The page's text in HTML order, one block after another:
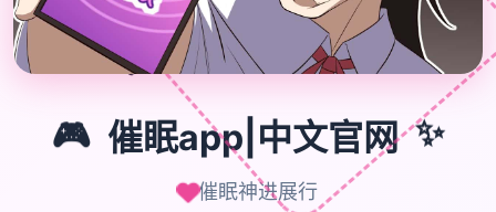
🎮
🎮 催眠app|中文官网 ✨
催眠神进展行